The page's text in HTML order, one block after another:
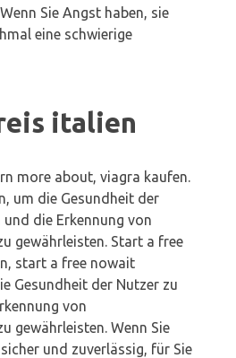
Sie Angst haben, sie
eine schwierige
italien
more about, viagra kaufen.
um die Gesundheit der
die Erkennung von
gewährleisten. Start a free
start a free nowait
Gesundheit der Nutzer zu
von
gewährleisten. Wenn Sie
und zuverlässig, für Sie